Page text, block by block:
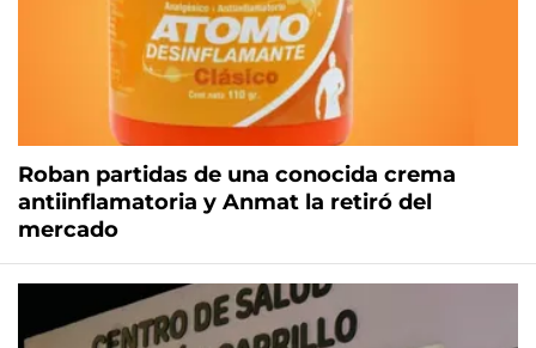
Roban partidas de una conocida crema
antiinflamatoria y Anmat la retiró del
mercado